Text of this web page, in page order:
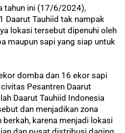
tahun ini (17/6/2024),
Daarut Tauhiid tak nampak
lokasi tersebut dipenuhi oleh
maupun sapi yang siap untuk
domba dan 16 ekor sapi
Pesantren Daarut
Daarut Tauhiid Indonesia
dan menjadikan zona
karena menjadi lokasi